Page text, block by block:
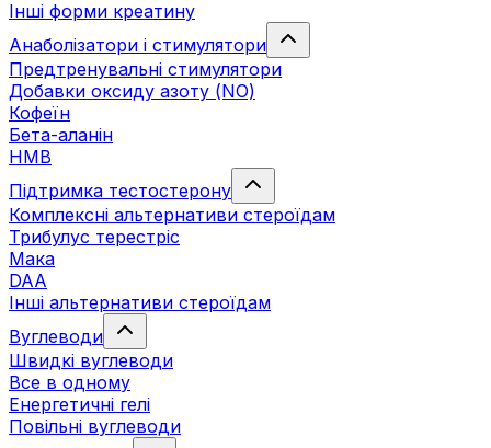
Інші форми креатину
Анаболізатори і стимулятори
Предтренувальні стимулятори
Добавки оксиду азоту (NO)
Кофеїн
Бета-аланін
HMB
Підтримка тестостерону
Комплексні альтернативи стероїдам
Трибулус терестріс
Мака
DAA
Інші альтернативи стероїдам
Вуглеводи
Швидкі вуглеводи
Все в одному
Енергетичні гелі
Повільні вуглеводи